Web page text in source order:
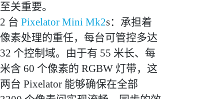
至关重要。
2 台 Pixelator Mini Mk2s：承担着
像素处理的重任，每台可管控多达
32 个控制域。由于有 55 米长、每
米含 60 个像素的 RGBW 灯带，这
两台 Pixelator 能够确保在全部